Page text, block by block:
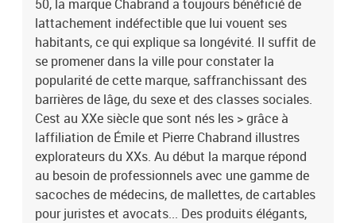
50, la marque Chabrand a toujours bénéficié de
lattachement indéfectible que lui vouent ses
habitants, ce qui explique sa longévité. Il suffit de
se promener dans la ville pour constater la
popularité de cette marque, saffranchissant des
barrières de lâge, du sexe et des classes sociales.
Cest au XXe siècle que sont nés les > grâce à
laffiliation de Émile et Pierre Chabrand illustres
explorateurs du XXs. Au début la marque répond
au besoin de professionnels avec une gamme de
sacoches de médecins, de mallettes, de cartables
pour juristes et avocats... Des produits élégants,